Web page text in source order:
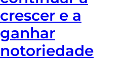
crescer e a
ganhar
notoriedade